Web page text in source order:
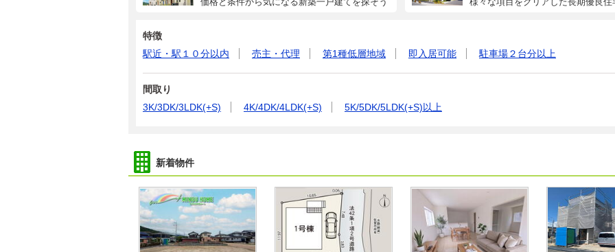
特徴
駅近・駅１０分以内
売主・代理 第1種低層地域 即入居可能 駐車場２台分以上
間取り
3K/3DK/3LDK(+S)
4K/4DK/4LDK(+S) 5K/5DK/5LDK(+S)以上
新着物件